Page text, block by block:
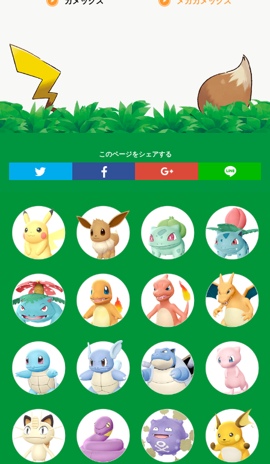
このページをシェアする